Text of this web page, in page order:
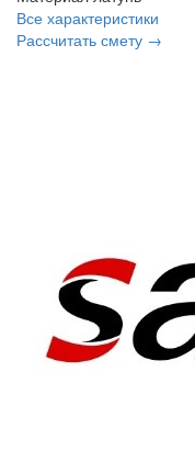
Все характеристики
Рассчитать смету →